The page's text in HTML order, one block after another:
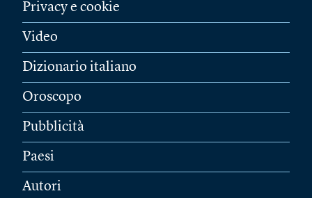
Privacy e cookie
Video
Dizionario italiano
Oroscopo
Pubblicità
Paesi
Autori